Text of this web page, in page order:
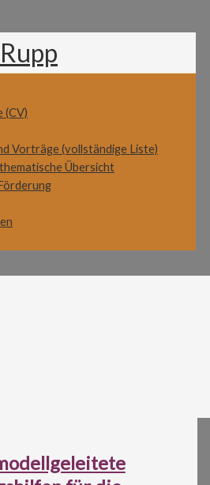
(CV)
Vorträge (vollständige Liste)
Übersicht